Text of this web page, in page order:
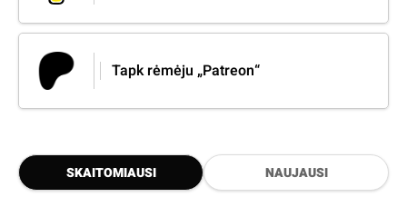
Tapk rėmėju „Patreon“
SKAITOMIAUSI NAUJAUSI